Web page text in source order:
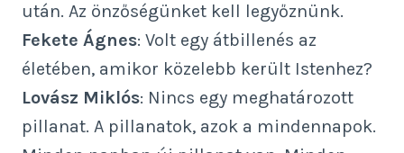
után. Az önzőségünket kell legyőznünk.
Fekete Ágnes: Volt egy átbillenés az
életében, amikor közelebb került Istenhez?
Lovász Miklós: Nincs egy meghatározott
pillanat. A pillanatok, azok a mindennapok.